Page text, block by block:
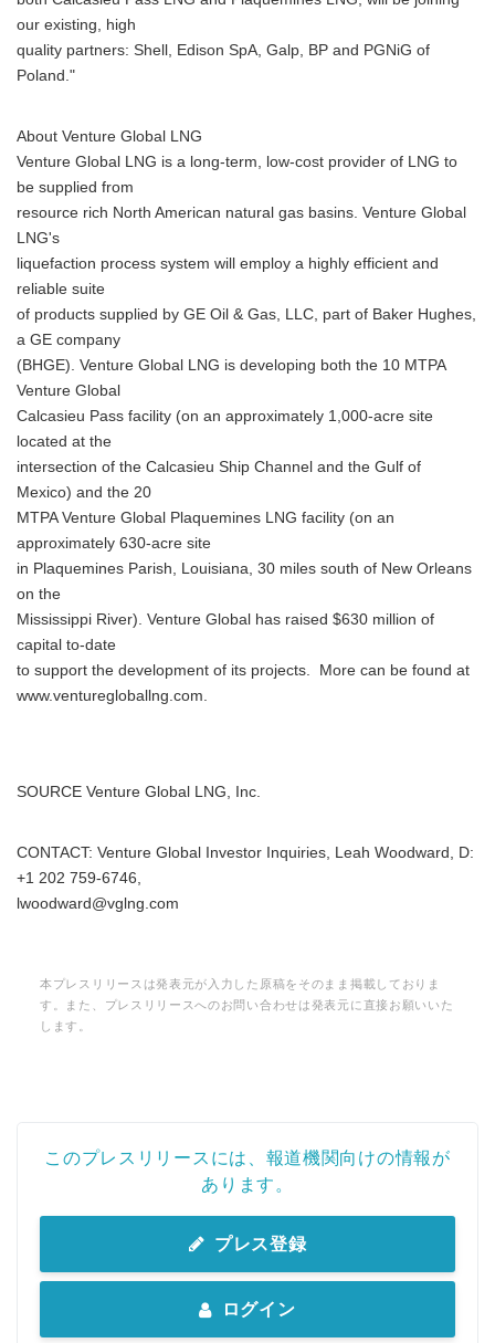
our existing, high
quality partners: Shell, Edison SpA, Galp, BP and PGNiG of
Poland."
About Venture Global LNG
Venture Global LNG is a long-term, low-cost provider of LNG to
be supplied from
resource rich North American natural gas basins. Venture Global
LNG's
liquefaction process system will employ a highly efficient and
reliable suite
of products supplied by GE Oil & Gas, LLC, part of Baker Hughes,
a GE company
(BHGE). Venture Global LNG is developing both the 10 MTPA
Venture Global
Calcasieu Pass facility (on an approximately 1,000-acre site
located at the
intersection of the Calcasieu Ship Channel and the Gulf of
Mexico) and the 20
MTPA Venture Global Plaquemines LNG facility (on an
approximately 630-acre site
in Plaquemines Parish, Louisiana, 30 miles south of New Orleans
on the
Mississippi River). Venture Global has raised $630 million of
capital to-date
to support the development of its projects. More can be found at
www.venturegloballng.com.
SOURCE Venture Global LNG, Inc.
CONTACT: Venture Global Investor Inquiries, Leah Woodward, D:
+1 202 759-6746,
lwoodward@vglng.com
本プレスリリースは発表元が入力した原稿をそのまま掲載しておりま
す。また、プレスリリースへのお問い合わせは発表元に直接お願いいた
します。
このプレスリリースには、報道機関向けの情報が
あります。
プレス登録
ログイン